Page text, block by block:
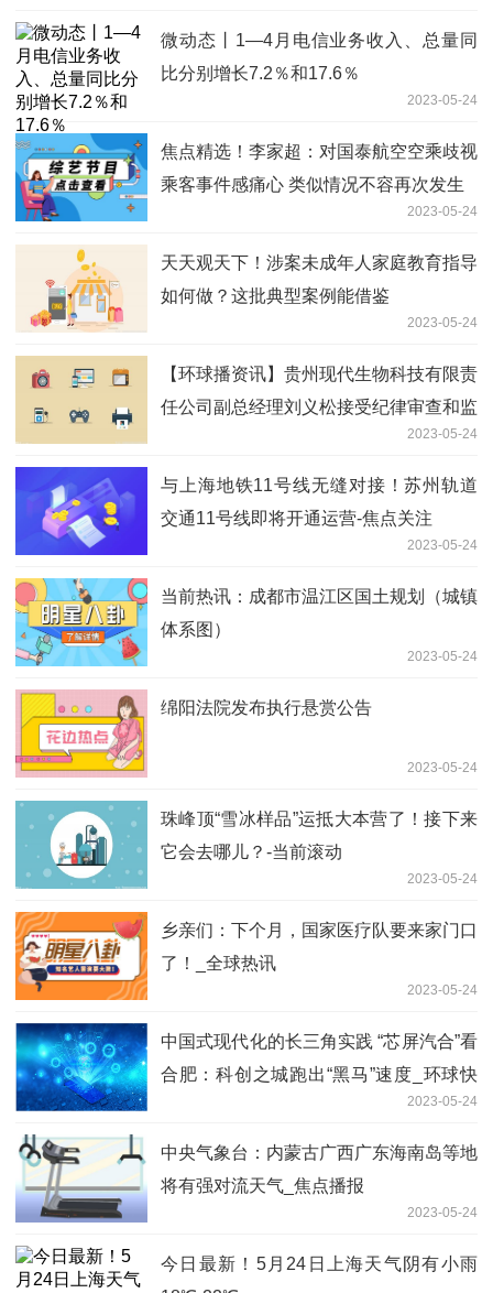
微动态丨1—4月电信业务收入、总量同
比分别增长7.2％和17.6％
2023-05-24
焦点精选！李家超：对国泰航空空乘歧视
乘客事件感痛心 类似情况不容再次发生
2023-05-24
天天观天下！涉案未成年人家庭教育指导
如何做？这批典型案例能借鉴
2023-05-24
【环球播资讯】贵州现代生物科技有限责
任公司副总经理刘义松接受纪律审查和监
2023-05-24
与上海地铁11号线无缝对接！苏州轨道
交通11号线即将开通运营-焦点关注
2023-05-24
当前热讯：成都市温江区国土规划（城镇
体系图）
2023-05-24
绵阳法院发布执行悬赏公告
2023-05-24
珠峰顶“雪冰样品”运抵大本营了！接下来
它会去哪儿？-当前滚动
2023-05-24
乡亲们：下个月，国家医疗队要来家门口
了！_全球热讯
2023-05-24
中国式现代化的长三角实践 “芯屏汽合”看
合肥：科创之城跑出“黑马”速度_环球快
2023-05-24
中央气象台：内蒙古广西广东海南岛等地
将有强对流天气_焦点播报
2023-05-24
今日最新！5月24日上海天气阴有小雨